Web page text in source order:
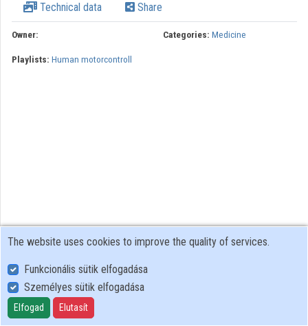
Organizations
Technical data Share
Owner: Categories: Medicine
Playlists: Human motorcontroll
User Policy
Adatkezelési tájékoztató (en)
Cookie Policy
The website uses cookies to improve the quality of services.
Funkcionális sütik elfogadása
Személyes sütik elfogadása
Elfogad Elutasít